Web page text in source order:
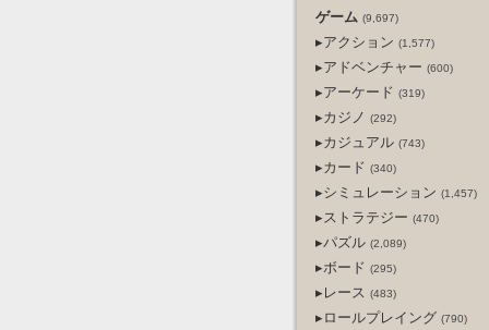
ゲーム (9,697)
▸アクション (1,577)
▸アドベンチャー (600)
▸アーケード (319)
▸カジノ (292)
▸カジュアル (743)
▸カード (340)
▸シミュレーション (1,457)
▸ストラテジー (470)
▸パズル (2,089)
▸ボード (295)
▸レース (483)
▸ロールプレイング (790)